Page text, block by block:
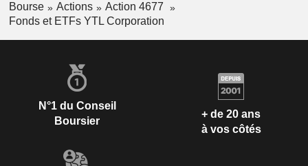
Bourse Actions
Action 4677
Fonds et ETFs YTL Corporation
N°1 du Conseil
Boursier
+ de 20 ans
à vos côtés